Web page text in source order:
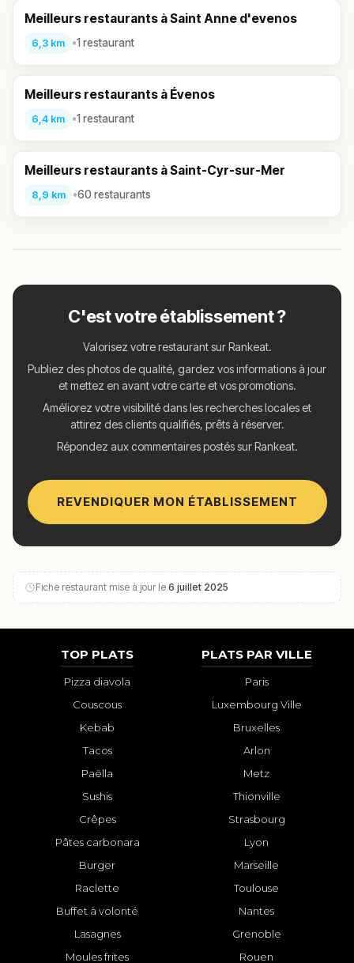
Meilleurs restaurants à Saint Anne d'evenos
6,3 km •1 restaurant
Meilleurs restaurants à Évenos
6,4 km •1 restaurant
Meilleurs restaurants à Saint-Cyr-sur-Mer
8,9 km •60 restaurants
C'est votre établissement ?
Valorisez votre restaurant sur Rankeat.
Publiez des photos de qualité, gardez vos informations à jour
et mettez en avant votre carte et vos promotions.
Améliorez votre visibilité dans les recherches locales et
attirez des clients qualifiés, prêts à réserver.
Répondez aux commentaires postés sur Rankeat.
REVENDIQUER MON ÉTABLISSEMENT
Fiche restaurant mise à jour le 6 juillet 2025
TOP PLATS
Pizza diavola
Couscous
Kebab
Tacos
Paëlla
Sushis
Crêpes
Pâtes carbonara
Burger
Raclette
Buffet à volonté
Lasagnes
Moules frites
PLATS PAR VILLE
Paris
Luxembourg Ville
Bruxelles
Arlon
Metz
Thionville
Strasbourg
Lyon
Marseille
Toulouse
Nantes
Grenoble
Rouen